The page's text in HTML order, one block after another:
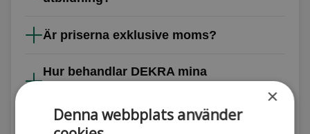
Är priserna exklusive moms?
Hur behandlar DEKRA mina
×
Denna webbplats använder